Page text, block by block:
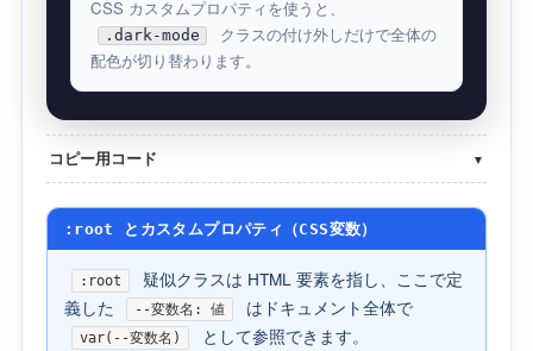
CSS カスタムプロパティを使うと、
.dark-mode
クラスの付け外しだけで全体の
配色が切り替わります。
コピー用コード ▼
:root とカスタムプロパティ（CSS変数）
:root
疑似クラスは HTML 要素を指し、ここで定
義した
--変数名: 値 はドキュメント全体で
var(--変数名) として参照できます。